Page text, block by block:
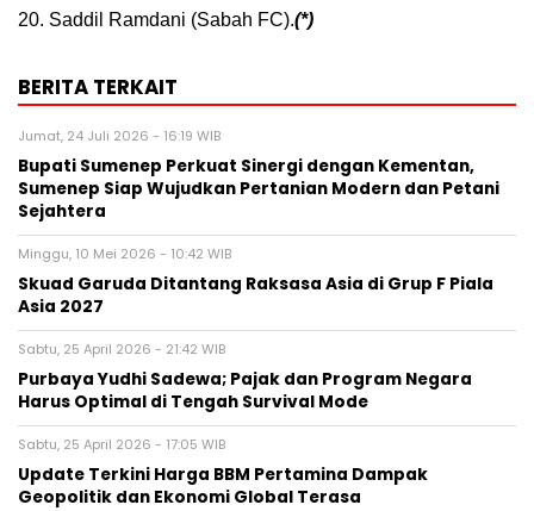
20. Saddil Ramdani (Sabah FC).(*)
BERITA TERKAIT
Jumat, 24 Juli 2026 - 16:19 WIB
Bupati Sumenep Perkuat Sinergi dengan Kementan,
Sumenep Siap Wujudkan Pertanian Modern dan Petani
Sejahtera
Minggu, 10 Mei 2026 - 10:42 WIB
Skuad Garuda Ditantang Raksasa Asia di Grup F Piala
Asia 2027
Sabtu, 25 April 2026 - 21:42 WIB
Purbaya Yudhi Sadewa; Pajak dan Program Negara
Harus Optimal di Tengah Survival Mode
Sabtu, 25 April 2026 - 17:05 WIB
Update Terkini Harga BBM Pertamina Dampak
Geopolitik dan Ekonomi Global Terasa